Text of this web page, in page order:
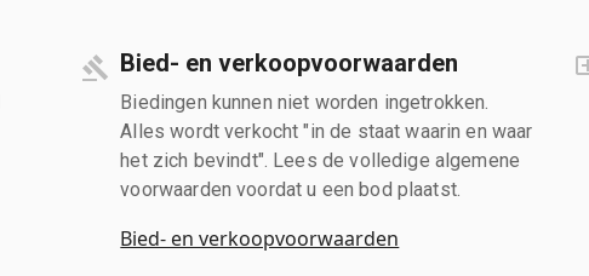
Bied- en verkoopvoorwaarden
Biedingen kunnen niet worden ingetrokken.
Alles wordt verkocht "in de staat waarin en waar
het zich bevindt". Lees de volledige algemene
voorwaarden voordat u een bod plaatst.
Bied- en verkoopvoorwaarden